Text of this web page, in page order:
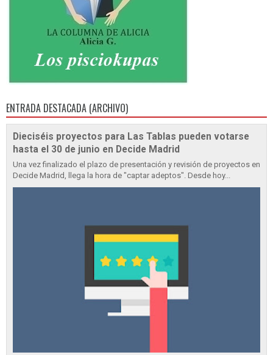
ENTRADA DESTACADA (ARCHIVO)
Dieciséis proyectos para Las Tablas pueden votarse
hasta el 30 de junio en Decide Madrid
Una vez finalizado el plazo de presentación y revisión de proyectos en
Decide Madrid, llega la hora de "captar adeptos". Desde hoy...